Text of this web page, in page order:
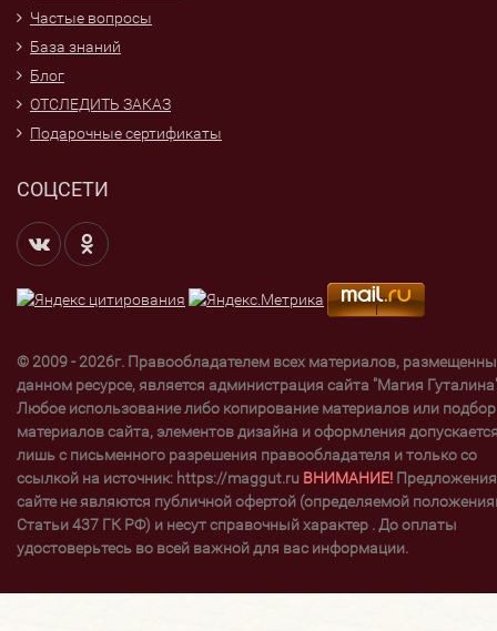
Частые вопросы
База знаний
Блог
ОТСЛЕДИТЬ ЗАКАЗ
Подарочные сертификаты
СОЦСЕТИ
© 2009 - 2026г. Правообладателем всех материалов,
данном ресурсе, является администрация сайта "Магия
Любое использование либо копирование материалов или
материалов сайта, элементов дизайна и оформления
лишь с письменного разрешения правообладателя и только со
ссылкой на источник: https://maggut.ru ВНИМАНИЕ!
сайте не являются публичной офертой (определяемой
Статьи 437 ГК РФ) и несут справочный характер . До оплаты
удостоверьтесь во всей важной для вас информации.